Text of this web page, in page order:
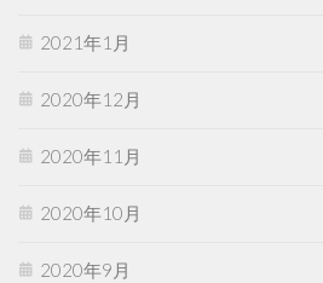
2021年1月
2020年12月
2020年11月
2020年10月
2020年9月